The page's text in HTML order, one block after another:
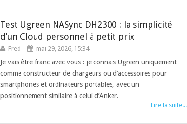
Test Ugreen NASync DH2300 : la simplicité
d’un Cloud personnel à petit prix
Fred mai 29, 2026, 15:34
Je vais être franc avec vous : je connais Ugreen uniquement
comme constructeur de chargeurs ou d’accessoires pour
smartphones et ordinateurs portables, avec un
positionnement similaire à celui d’Anker. …
Lire la suite...